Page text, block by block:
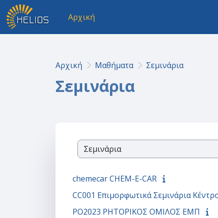
Μετάβαση στο κεντρικό περιεχόμενο
Αρχική
Αρχική Μαθήματα Σεμινάρια
Σεμινάρια
Κατηγορίες μαθημάτων
chemecar CHEM-E-CAR
CC001 Επιμορφωτικά Σεμινάρια
ΡΟ2023 ΡΗΤΟΡΙΚΟΣ ΟΜΙΛΟΣ ΕΜΠ